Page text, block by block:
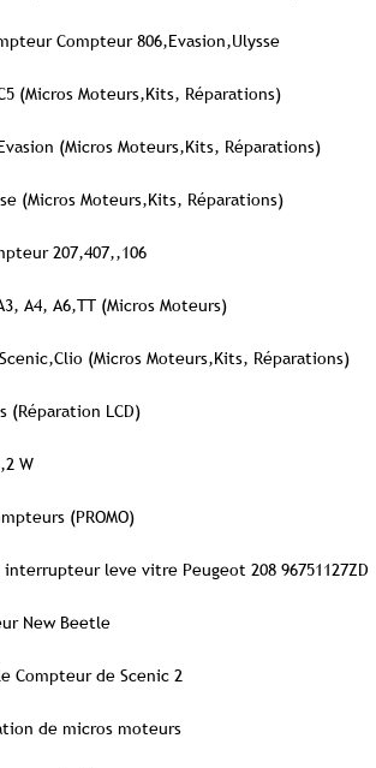
Compteur 806,Evasion,Ulysse
(Micros Moteurs,Kits, Réparations)
(Micros Moteurs,Kits, Réparations)
(Micros Moteurs,Kits, Réparations)
207,407,,106
A4, A6,TT (Micros Moteurs)
(Micros Moteurs,Kits, Réparations)
(Réparation LCD)
W
(PROMO)
leve vitre Peugeot 208 96751127ZD
New Beetle
Compteur de Scenic 2
de micros moteurs